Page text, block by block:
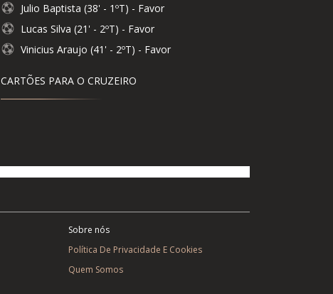
Julio Baptista (38' - 1ºT) - Favor
Lucas Silva (21' - 2ºT) - Favor
Vinicius Araujo (41' - 2ºT) - Favor
CARTÕES PARA O CRUZEIRO
Sobre nós
Política De Privacidade E Cookies
Quem Somos